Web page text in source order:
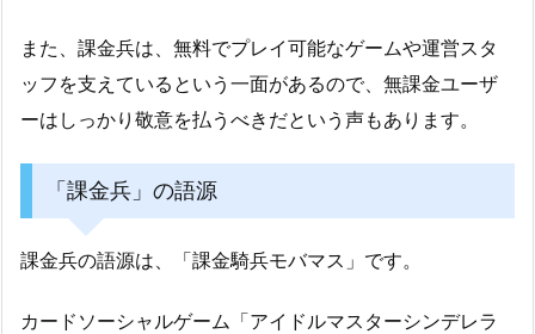
また、課金兵は、無料でプレイ可能なゲームや運営スタ
ッフを支えているという一面があるので、無課金ユーザ
ーはしっかり敬意を払うべきだという声もあります。
「課金兵」の語源
課金兵の語源は、「課金騎兵モバマス」です。
カードソーシャルゲーム「アイドルマスターシンデレラ